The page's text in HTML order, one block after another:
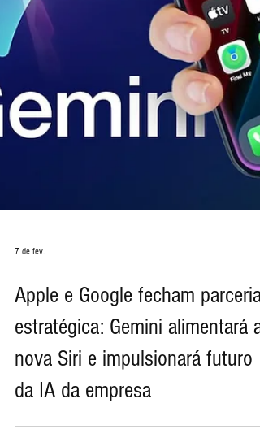
Apple e Google fecham parceria
estratégica: Gemini alimentará a
nova Siri e impulsionará futuro